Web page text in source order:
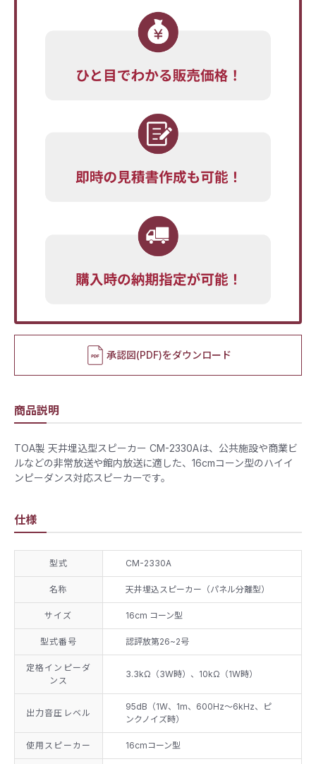
承認図(PDF)をダウンロード
商品説明
TOA製 天井埋込型スピーカー CM-2330Aは、公共施設や商業ビ
ルなどの非常放送や館内放送に適した、16cmコーン型のハイイ
ンピーダンス対応スピーカーです。​
仕様
型式 CM-2330A
名称 天井埋込スピーカー（パネル分離型）
サイズ 16cm コーン型
型式番号 認評放第26~2号
定格インピーダ
ンス
​3.3kΩ（3W時）、10kΩ（1W時）
出力音圧レベル
95dB（1W、1m、600Hz～6kHz、ピ
ンクノイズ時）
使用スピーカー ​16cmコーン型